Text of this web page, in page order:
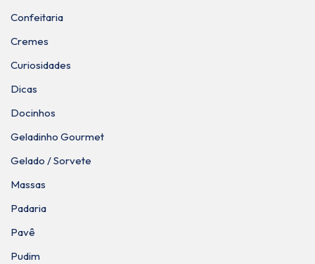
Confeitaria
Cremes
Curiosidades
Dicas
Docinhos
Geladinho Gourmet
Gelado / Sorvete
Massas
Padaria
Pavê
Pudim